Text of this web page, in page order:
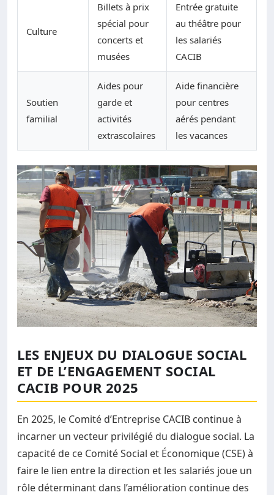
Culture
Billets à prix
spécial pour
concerts et
musées
Entrée gratuite
au théâtre pour
les salariés
CACIB
Soutien
familial
Aides pour
garde et
activités
extrascolaires
Aide financière
pour centres
aérés pendant
les vacances
LES ENJEUX DU DIALOGUE SOCIAL
ET DE L’ENGAGEMENT SOCIAL
CACIB POUR 2025
En 2025, le Comité d’Entreprise CACIB continue à
incarner un vecteur privilégié du dialogue social. La
capacité de ce Comité Social et Économique (CSE) à
faire le lien entre la direction et les salariés joue un
rôle déterminant dans l’amélioration continue des